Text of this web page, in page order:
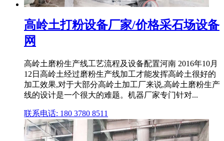
高岭土打粉设备厂家/价格采石场设备
网
高岭土磨粉生产线工艺流程及设备配置河南 2016年10月
12日高岭土经过磨粉生产线加工才能发挥高岭土很好的
加工效果,对于大部分高岭土加工厂来说,高岭土磨粉生产
线的设计是一个很大的难题。机器厂家专门针对...
联系电话: 180 3780 8511